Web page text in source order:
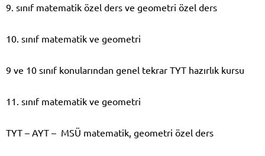
9. sınıf matematik özel ders ve geometri özel ders
10. sınıf matematik ve geometri
9 ve 10 sınıf konularından genel tekrar TYT hazırlık kursu
11. sınıf matematik ve geometri
TYT – AYT – MSÜ matematik, geometri özel ders